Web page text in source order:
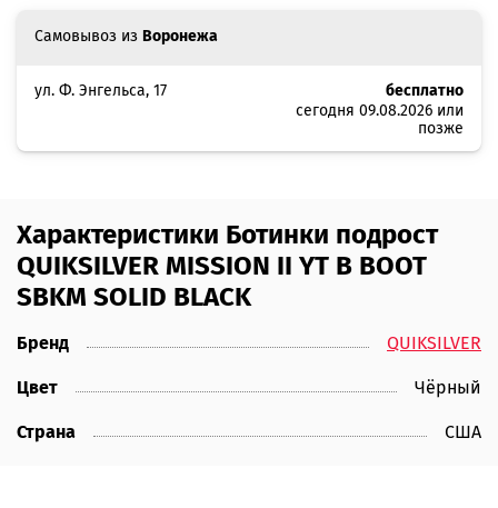
Самовывоз из Воронежа
ул. Ф. Энгельса, 17
бесплатно
сегодня 09.08.2026 или
позже
Характеристики Ботинки подрост
QUIKSILVER MISSION II YT B BOOT
SBKM SOLID BLACK
Бренд QUIKSILVER
Цвет Чёрный
Страна США